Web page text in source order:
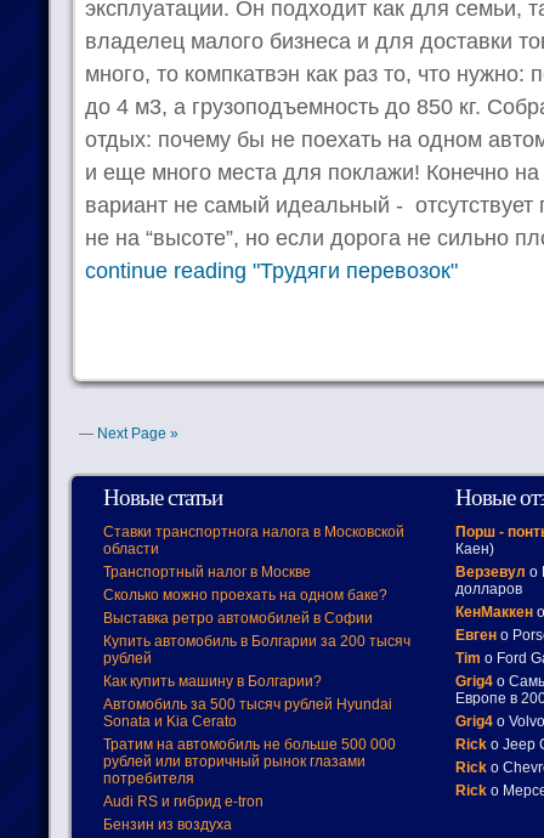
эксплуатации. Он подходит как для семьи,
владелец малого бизнеса и для доставки
много, то компкатвэн как раз то, что
до 4 м3, а грузоподъемность до 850 кг.
отдых: почему бы не поехать на одном
и еще много места для поклажи! Конечно
вариант не самый идеальный -
не на “высоте”, но если дорога не сильно
continue reading "Трудяги перевозок"
— Next Page »
Новые статьи
Ставки транспортнога налога в Московской
области
Транспортный налог в Москве
Сколько можно проехать на одном баке?
Выставка ретро автомобилей в Софии
Купить автомобиль в Болгарии за 200 тысяч
рублей
Как купить машину в Болгарии?
Автомобиль за 500 тысяч рублей Hyundai
Sonata и Kia Cerato
Тратим на автомобиль не больше 500 000
рублей или вторичный рынок глазами
потребителя
Audi RS и гибрид e-tron
Бензин из воздуха
Новые
Порш -
Каен)
Верзевул о
долларов
КенМаккен
Евген о
Tim о Ford
Grig4 о
Европе в
Grig4 о
Rick о Jeep
Rick о
Rick о